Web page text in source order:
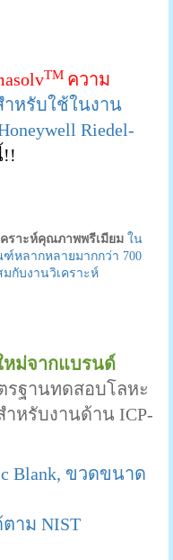
TM ความ
ำหรับใช้ในงาน
Riedel-
!!
คราะห์คุณภาพพรีเมียม ใน
ฑ์หลากหลายมากกว่า 700
มกับงานวิเคราะห์
หม่จากแบรนด์
รฐานทดสอบโลหะ
หรับงานด้าน ICP-
Blank, ขวดขนาด
าม NIST